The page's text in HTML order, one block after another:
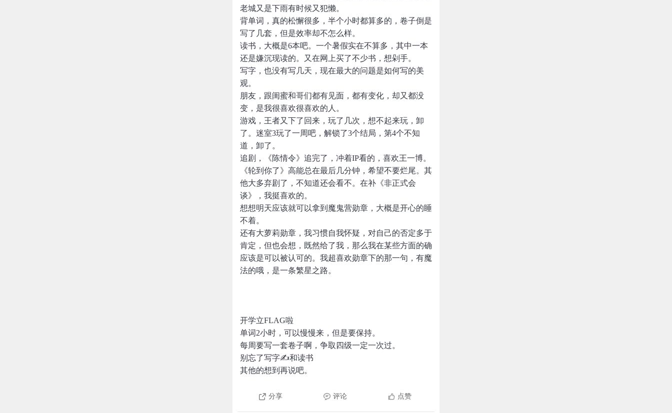
老城又是下雨有时候又犯懒。
背单词，真的松懈很多，半个小时都算多的，卷子倒是
写了几套，但是效率却不怎么样。
读书，大概是6本吧。一个暑假实在不算多，其中一本
还是嫌沉现读的。又在网上买了不少书，想剁手。
写字，也没有写几天，现在最大的问题是如何写的美
观。
朋友，跟闺蜜和哥们都有见面，都有变化，却又都没
变，是我很喜欢很喜欢的人。
游戏，王者又下了回来，玩了几次，想不起来玩，卸
了。迷室3玩了一周吧，解锁了3个结局，第4个不知
道，卸了。
追剧，《陈情令》追完了，冲着IP看的，喜欢王一博。
《轮到你了》高能总在最后几分钟，希望不要烂尾。其
他大多弃剧了，不知道还会看不。在补《非正式会
谈》，我挺喜欢的。
想想明天应该就可以拿到魔鬼营勋章，大概是开心的睡
不着。
还有大萝莉勋章，我习惯自我怀疑，对自己的否定多于
肯定，但也会想，既然给了我，那么我在某些方面的确
应该是可以被认可的。我超喜欢勋章下的那一句，有魔
法的哦，是一条繁星之路。
开学立FLAG啦
单词2小时，可以慢慢来，但是要保持。
每周要写一套卷子啊，争取四级一定一次过。
别忘了写字✍和读书
其他的想到再说吧。
分享 评论 点赞